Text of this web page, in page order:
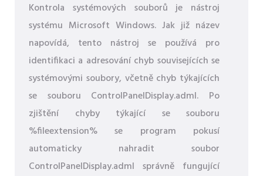
Kontrola systémových souborů je nástroj
systému Microsoft Windows. Jak již název
napovídá, tento nástroj se používá pro
identifikaci a adresování chyb souvisejících se
systémovými soubory, včetně chyb týkajících
se souboru ControlPanelDisplay.adml. Po
zjištění chyby týkající se souboru
%fileextension% se program pokusí
automaticky nahradit soubor
ControlPanelDisplay.adml správně fungující